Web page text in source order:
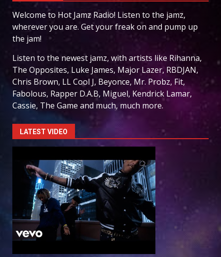
Welcome to Hot Jamz Radio! Listen to the jamz,
wherever you are. Get your freak on and pump up
the jam!
Listen to the newest jamz, with artists like Rihanna,
The Opposites, Luke James, Major Lazer, RBDJAN,
Chris Brown, LL Cool J, Beyonce, Mr. Probz, Fit,
Fabolous, Rapper D.A.B, Miguel, Kendrick Lamar,
Cassie, The Game and much, much more.
LATEST VIDEO